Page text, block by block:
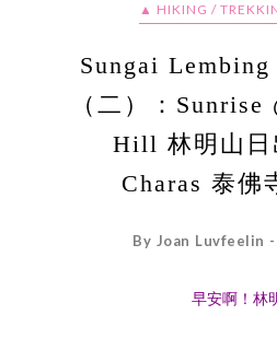
▲ HIKING /
Sungai
（二）：Sunrise
Hill 林明山日
Charas 泰佛
By Joan Luvfeelin
早安啊！林